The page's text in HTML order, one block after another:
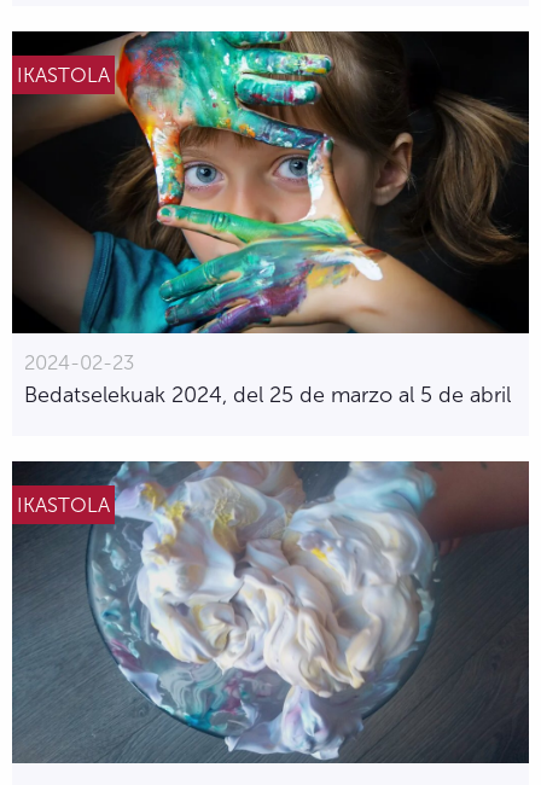
IKASTOLA
2024-02-23
Bedatselekuak 2024, del 25 de marzo al 5 de abril
IKASTOLA